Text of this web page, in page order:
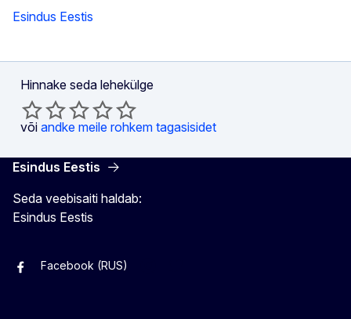
Esindus Eestis
Hinnake seda lehekülge
või andke meile rohkem tagasisidet
Esindus Eestis
Seda veebisaiti haldab:
Esindus Eestis
Facebook (EST)
Facebook (RUS)